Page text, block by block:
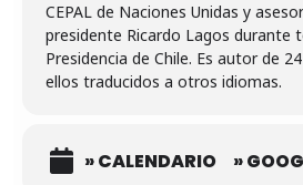
CEPAL de Naciones Unidas y
presidente Ricardo Lagos durante
Presidencia de Chile. Es autor de
ellos traducidos a otros idiomas.
» CALENDARIO »